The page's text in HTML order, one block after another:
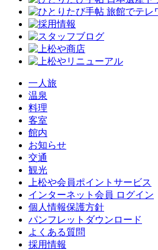
一人旅
温泉
料理
客室
館内
お知らせ
交通
観光
上松や会員ポイントサービス
インターネット会員 ログイン
個人情報保護方針
パンフレットダウンロード
よくある質問
採用情報